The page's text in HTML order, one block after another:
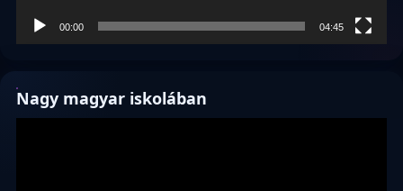
00:00 04:45
Nagy magyar iskolában